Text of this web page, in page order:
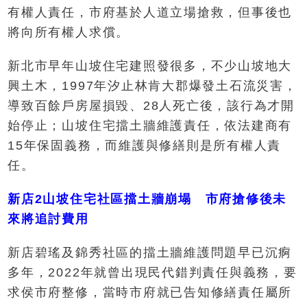
有權人責任，市府基於人道立場搶救，但事後也
將向所有權人求償。
新北市早年山坡住宅建照發很多，不少山坡地大
興土木，1997年汐止林肯大郡爆發土石流災害，
導致百餘戶房屋損毀、28人死亡後，該行為才開
始停止；山坡住宅擋土牆維護責任，依法建商有
15年保固義務，而維護與修繕則是所有權人責
任。
新店2山坡住宅社區擋土牆崩塌 市府搶修後未
來將追討費用
新店碧瑤及錦秀社區的擋土牆維護問題早已沉痾
多年，2022年就曾出現民代錯判責任與義務，要
求侯市府整修，當時市府就已告知修繕責任屬所